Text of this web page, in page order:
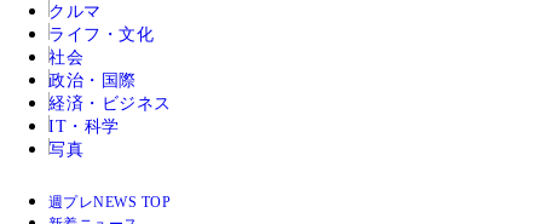
クルマ
ライフ・文化
社会
政治・国際
経済・ビジネス
IT・科学
写真
週プレNEWS TOP